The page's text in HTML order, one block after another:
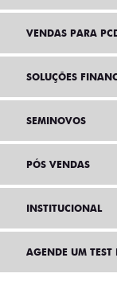
VENDAS PARA
SOLUÇÕES
SEMINOVOS
PÓS VENDAS
INSTITUCIONAL
AGENDE UM TEST